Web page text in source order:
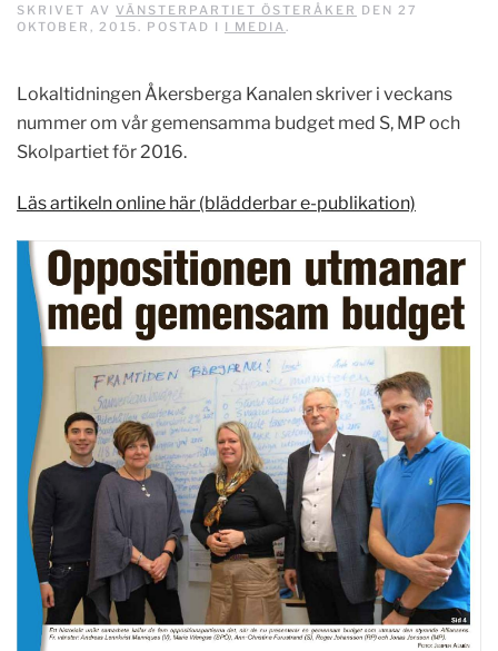
SKRIVET AV VÄNSTERPARTIET ÖSTERÅKER DEN 27
OKTOBER, 2015 . POSTAD I I MEDIA .
Lokaltidningen Åkersberga Kanalen skriver i veckans
nummer om vår gemensamma budget med S, MP och
Skolpartiet för 2016.
Läs artikeln online här (blädderbar e-publikation)